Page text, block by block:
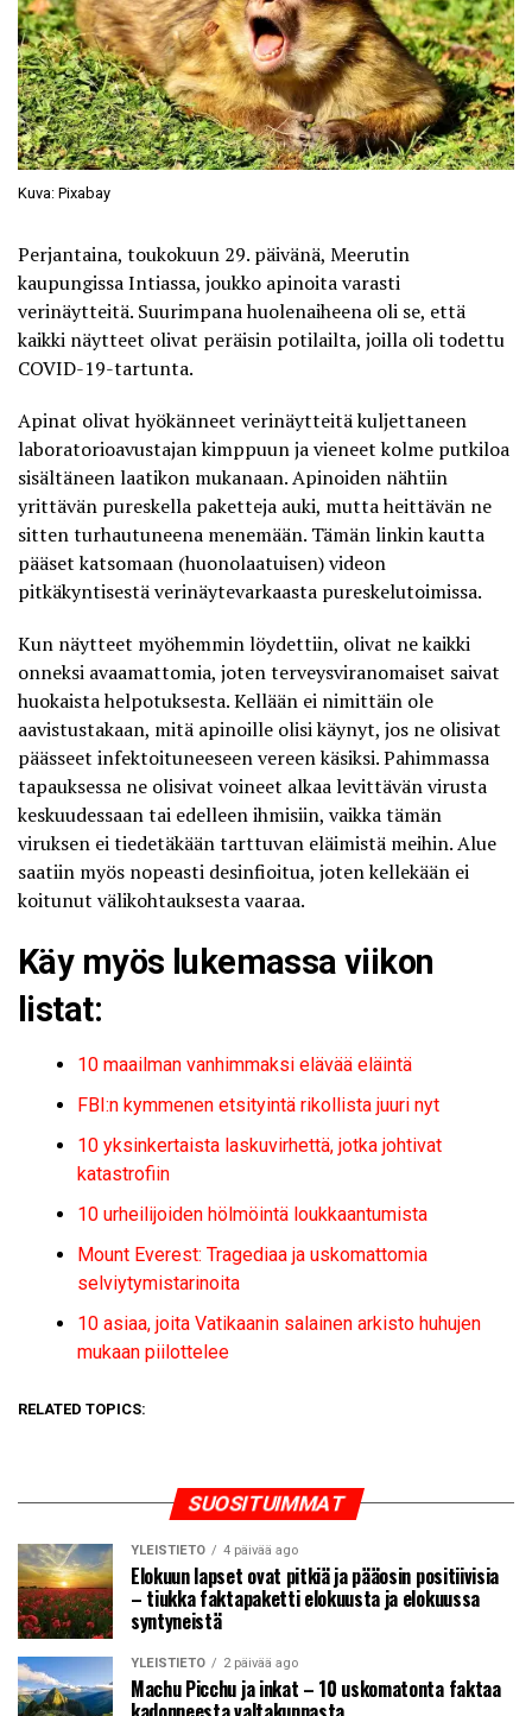
Kuva: Pixabay
Perjantaina, toukokuun 29. päivänä, Meerutin
kaupungissa Intiassa, joukko apinoita varasti
verinäytteitä. Suurimpana huolenaiheena oli se, että
kaikki näytteet olivat peräisin potilailta, joilla oli todettu
COVID-19-tartunta.
Apinat olivat hyökänneet verinäytteitä kuljettaneen
laboratorioavustajan kimppuun ja vieneet kolme putkiloa
sisältäneen laatikon mukanaan. Apinoiden nähtiin
yrittävän pureskella paketteja auki, mutta heittävän ne
sitten turhautuneena menemään. Tämän linkin kautta
pääset katsomaan (huonolaatuisen) videon
pitkäkyntisestä verinäytevarkaasta pureskelutoimissa.
Kun näytteet myöhemmin löydettiin, olivat ne kaikki
onneksi avaamattomia, joten terveysviranomaiset saivat
huokaista helpotuksesta. Kellään ei nimittäin ole
aavistustakaan, mitä apinoille olisi käynyt, jos ne olisivat
päässeet infektoituneeseen vereen käsiksi. Pahimmassa
tapauksessa ne olisivat voineet alkaa levittävän virusta
keskuudessaan tai edelleen ihmisiin, vaikka tämän
viruksen ei tiedetäkään tarttuvan eläimistä meihin. Alue
saatiin myös nopeasti desinfioitua, joten kellekään ei
koitunut välikohtauksesta vaaraa.
Käy myös lukemassa viikon
listat:
10 maailman vanhimmaksi elävää eläintä
FBI:n kymmenen etsityintä rikollista juuri nyt
10 yksinkertaista laskuvirhettä, jotka johtivat
katastrofiin
10 urheilijoiden hölmöintä loukkaantumista
Mount Everest: Tragediaa ja uskomattomia
selviytymistarinoita
10 asiaa, joita Vatikaanin salainen arkisto huhujen
mukaan piilottelee
RELATED TOPICS:
SUOSITUIMMAT
YLEISTIETO 4 päivää ago
Elokuun lapset ovat pitkiä ja pääosin positiivisia
– tiukka faktapaketti elokuusta ja elokuussa
syntyneistä
YLEISTIETO 2 päivää ago
Machu Picchu ja inkat – 10 uskomatonta faktaa